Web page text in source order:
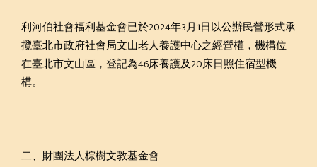
利河伯社會福利基金會已於2024年3月1日以公辦民營形式承
攬臺北市政府社會局文山老人養護中心之經營權，機構位
在臺北市文山區，登記為46床養護及20床日照住宿型機
構。
二、財團法人棕樹文教基金會